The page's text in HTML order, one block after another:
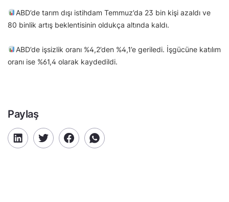
ABD’de tarım dışı istihdam Temmuz’da 23 bin kişi azaldı ve
80 binlik artış beklentisinin oldukça altında kaldı.
ABD’de işsizlik oranı %4,2’den %4,1’e geriledi. İşgücüne katılım
oranı ise %61,4 olarak kaydedildi.
Paylaş